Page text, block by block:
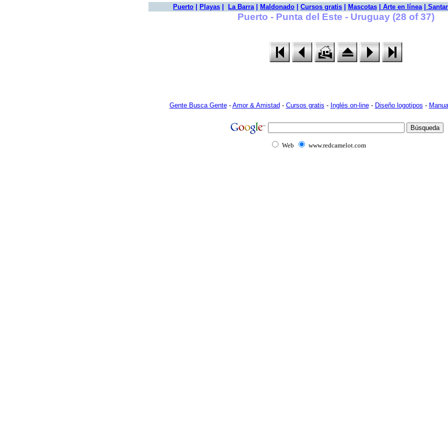
Puerto Playas La Barra| Maldonado Cursos gratis Mascotas Arte en línea|
Puerto - Punta del Este - Uruguay (28 of 37)
Gente Busca Gente- Amor & Amistad - Cursos gratis - Inglés on-line- Diseño logotipos -
Web www.redcamelot.com